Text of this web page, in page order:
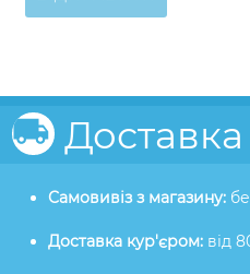
Доставка
Самовивіз з магазину:
Доставка кур'єром: від